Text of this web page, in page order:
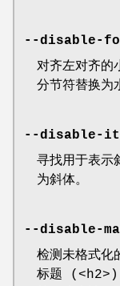
--disable-
对齐左对齐的
分节符替换为
--disable-
寻找用于表示
为斜体。
--disable-
检测未格式化
标题 (<h2>)